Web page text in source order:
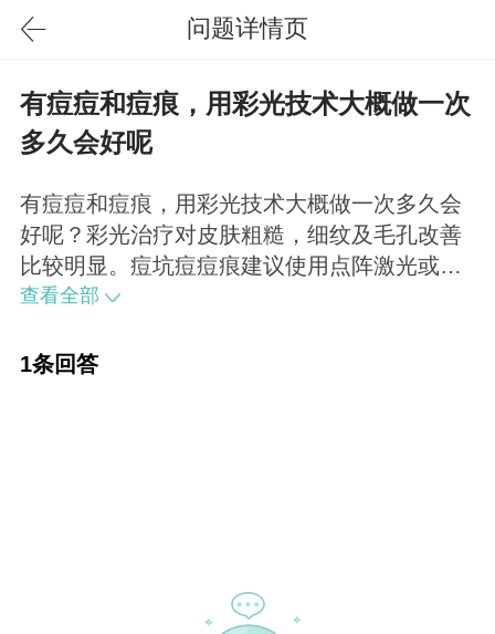
问题详情页
有痘痘和痘痕，用彩光技术大概做一次
多久会好呢
有痘痘和痘痕，用彩光技术大概做一次多久会
好呢？彩光治疗对皮肤粗糙，细纹及毛孔改善
比较明显。痘坑痘痘痕建议使用点阵激光或像
素射频治疗效果会比较理想，一般治疗1-3次，
查看全部
1条回答